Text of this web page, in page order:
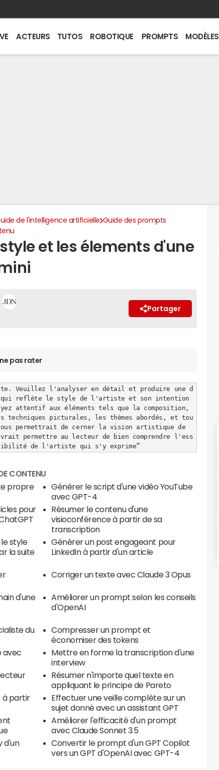
ACTEURS TUTOS ROBOTIQUE PROMPTS MODÈLES
de l'intelligence artificielle Guide des prompts
et les élements d'une
Partager
pas rater
Veuillez l'analyser en détail et produire une d
qui reflète le style de l'artiste et son intention
attentif aux éléments tels que la composition,
picturales, les thèmes abordés, et tou
permettrait de cerner la vision artistique de
permettre au lecteur de bien comprendre l'ess
de l'artiste qui s'y exprime”
CONTENU
propre
Générer le script d'une vidéo YouTube
avec GPT-4
pour
Résumer le contenu d'une
visioconférence à partir de sa
transcription
style
la suite
Générer un post engageant pour
LinkedIn à partir d'un article
Corriger un texte avec Claude 3 Opus
d'une
Améliorer un prompt selon les conseils
d'OpenAI
du
Compresser un prompt et
économiser des tokens
avec
Mettre en forme la transcription d'une
interview
Résumer n'importe quel texte en
appliquant le principe de Pareto
à partir
Effectuer une veille complète sur un
sujet donné avec un assistant GPT
Améliorer l'efficacité d'un prompt
avec Claude Sonnet 3.5
d'un
Convertir le prompt d'un GPT Copilot
vers un GPT d'OpenAI avec GPT-4